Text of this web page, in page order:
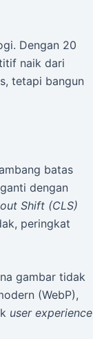
Dengan 20
naik dari
tetapi bangun
batas
dengan
Shift (CLS)
peringkat
gambar tidak
(WebP),
user experience